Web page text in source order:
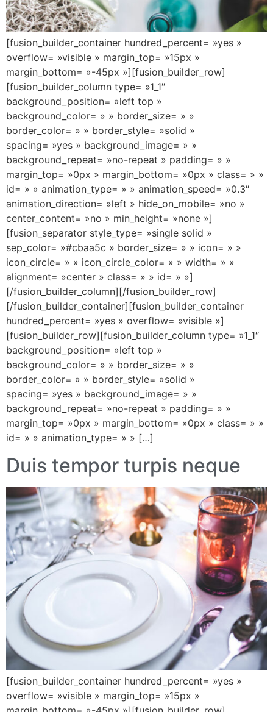
[fusion_builder_container hundred_percent= »yes »
overflow= »visible » margin_top= »15px »
margin_bottom= »-45px »][fusion_builder_row]
[fusion_builder_column type= »1_1″
background_position= »left top »
background_color= » » border_size= » »
border_color= » » border_style= »solid »
spacing= »yes » background_image= » »
background_repeat= »no-repeat » padding= » »
margin_top= »0px » margin_bottom= »0px » class= » »
id= » » animation_type= » » animation_speed= »0.3″
animation_direction= »left » hide_on_mobile= »no »
center_content= »no » min_height= »none »]
[fusion_separator style_type= »single solid »
sep_color= »#cbaa5c » border_size= » » icon= » »
icon_circle= » » icon_circle_color= » » width= » »
alignment= »center » class= » » id= » »]
[/fusion_builder_column][/fusion_builder_row]
[/fusion_builder_container][fusion_builder_container
hundred_percent= »yes » overflow= »visible »]
[fusion_builder_row][fusion_builder_column type= »1_1″
background_position= »left top »
background_color= » » border_size= » »
border_color= » » border_style= »solid »
spacing= »yes » background_image= » »
background_repeat= »no-repeat » padding= » »
margin_top= »0px » margin_bottom= »0px » class= » »
id= » » animation_type= » » […]
Duis tempor turpis neque
[fusion_builder_container hundred_percent= »yes »
overflow= »visible » margin_top= »15px »